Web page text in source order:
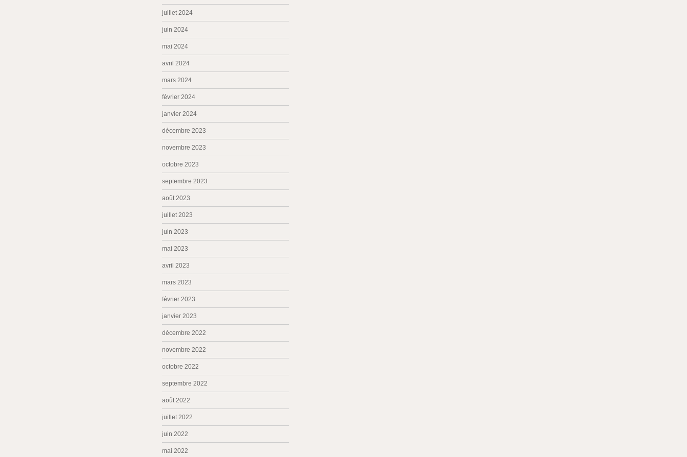
juillet 2024
juin 2024
mai 2024
avril 2024
mars 2024
février 2024
janvier 2024
décembre 2023
novembre 2023
octobre 2023
septembre 2023
août 2023
juillet 2023
juin 2023
mai 2023
avril 2023
mars 2023
février 2023
janvier 2023
décembre 2022
novembre 2022
octobre 2022
septembre 2022
août 2022
juillet 2022
juin 2022
mai 2022